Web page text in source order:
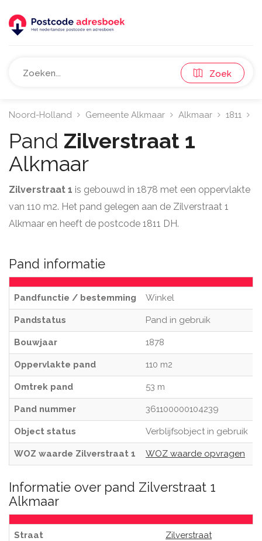
Zoek
Noord-Holland Gemeente Alkmaar Alkmaar 1811
Pand Zilverstraat 1
Alkmaar
Zilverstraat 1 is gebouwd in 1878 met een oppervlakte
van 110 m2. Het pand gelegen aan de Zilverstraat 1
Alkmaar en heeft de postcode 1811 DH.
Pand informatie
Pandfunctie / bestemming Winkel
Pandstatus Pand in gebruik
Bouwjaar 1878
Oppervlakte pand 110 m2
Omtrek pand 53 m
Pand nummer 361100000104239
Object status Verblijfsobject in gebruik
WOZ waarde Zilverstraat 1 WOZ waarde opvragen
Informatie over pand Zilverstraat 1
Alkmaar
Straat Zilverstraat